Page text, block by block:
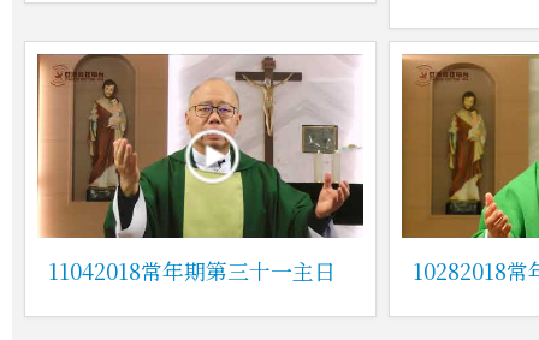
11042018常年期第三十一主日 10282018常